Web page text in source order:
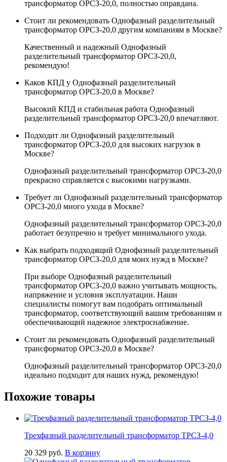
трансформатор ОРСЗ-20,0, полностью оправдана.
Стоит ли рекомендовать Однофазный разделительный
трансформатор ОРСЗ-20,0 другим компаниям в Москве?
Качественный и надежный Однофазный
разделительный трансформатор ОРСЗ-20,0,
рекомендую!
Каков КПД у Однофазный разделительный
трансформатор ОРСЗ-20,0 в Москве?
Высокий КПД и стабильная работа Однофазный
разделительный трансформатор ОРСЗ-20,0 впечатляют.
Подходит ли Однофазный разделительный
трансформатор ОРСЗ-20,0 для высоких нагрузок в
Москве?
Однофазный разделительный трансформатор ОРСЗ-20,0
прекрасно справляется с высокими нагрузками.
Требует ли Однофазный разделительный трансформатор
ОРСЗ-20,0 много ухода в Москве?
Однофазный разделительный трансформатор ОРСЗ-20,0
работает безупречно и требует минимального ухода.
Как выбрать подходящий Однофазный разделительный
трансформатор ОРСЗ-20,0 для моих нужд в Москве?
При выборе Однофазный разделительный
трансформатор ОРСЗ-20,0 важно учитывать мощность,
напряжение и условия эксплуатации. Наши
специалисты помогут вам подобрать оптимальный
трансформатор, соответствующий вашим требованиям и
обеспечивающий надежное электроснабжение.
Стоит ли рекомендовать Однофазный разделительный
трансформатор ОРСЗ-20,0 в Москве?
Однофазный разделительный трансформатор ОРСЗ-20,0
идеально подходит для наших нужд, рекомендую!
Похожие товары
Трехфазный разделительный трансформатор ТРСЗ-4,0
20 329 руб. В корзину